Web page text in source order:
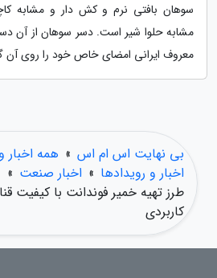
سوهان بافتی نرم و کش دار و مشابه
مشابه حلوا شیر است. دسر سوهان از آن
معروف ایرانی امضای خاص خود را روی آن
بی نهایت اس ام اس » همه اخبار
اخبار و رویدادها » اخبار صنعت »
طرز تهیه خمیر فوندانت با کیفیت
کاربردی